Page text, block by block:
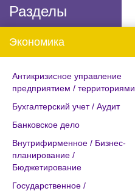
Разделы
Экономика
Антикризисное управление
предприятием / территориями
Бухгалтерский учет / Аудит
Банковское дело
Внутрифирменное / Бизнес-
планирование /
Бюджетирование
Государственное /